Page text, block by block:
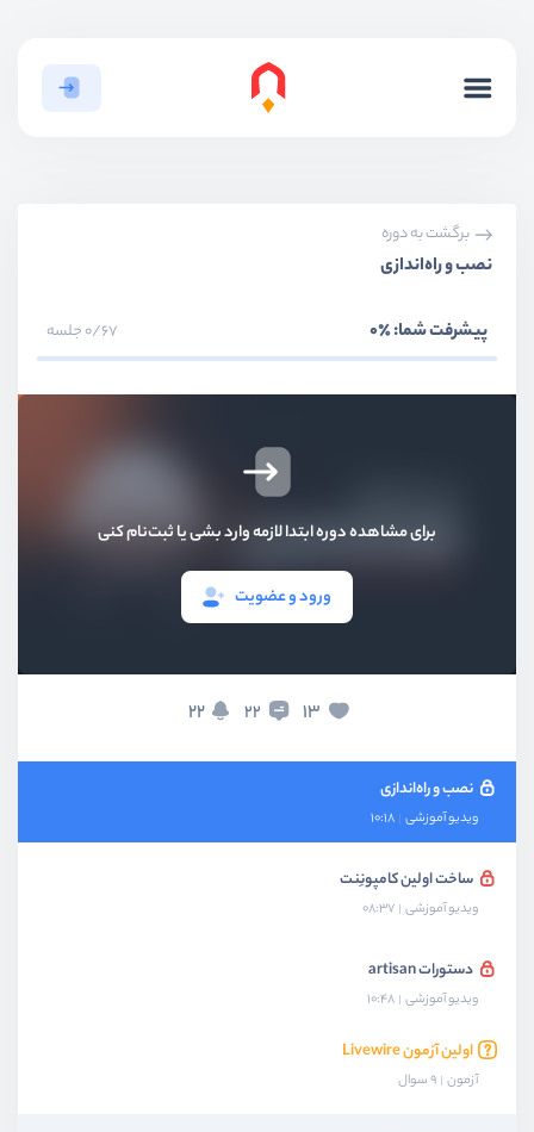
برگشت به دوره
نصب و راه‌اندازی
پیشرفت شما:٪0 0/67 جلسه
برای مشاهده دوره ابتدا لازمه وارد بشی یا ثبت‌نام کنی
ورود و عضویت
13
22
22 آشنایی ابتدایی با livewire
نصب و راه‌اندازی
ویدیو آموزشی 10:18
ساخت اولین کامپونِنت
ویدیو آموزشی 08:37
دستورات artisan
ویدیو آموزشی 10:48
اولین آزمون Livewire
آزمون 9 سوال